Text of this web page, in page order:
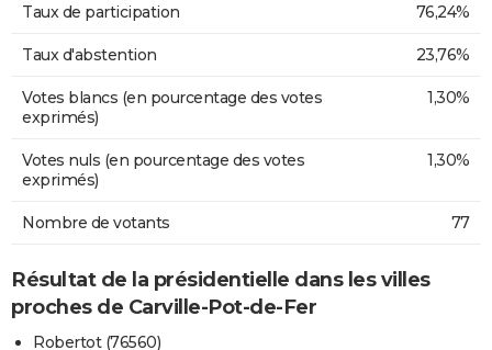
Taux de participation 76,24%
Taux d'abstention 23,76%
Votes blancs (en pourcentage des votes
exprimés)
1,30%
Votes nuls (en pourcentage des votes
exprimés)
1,30%
Nombre de votants 77
Résultat de la présidentielle dans les villes
proches de Carville-Pot-de-Fer
Robertot (76560)